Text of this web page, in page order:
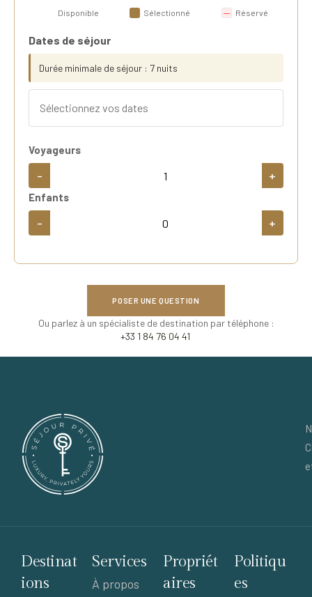
Disponible Sélectionné Réservé
Dates de séjour
Durée minimale de séjour : 7 nuits
Voyageurs
- +
Enfants
- +
POSER UNE QUESTION
Ou parlez à un spécialiste de destination par téléphone :
+33 1 84 76 04 41
Destinat
ions
Services
À propos
Propriét
aires
Politiqu
es